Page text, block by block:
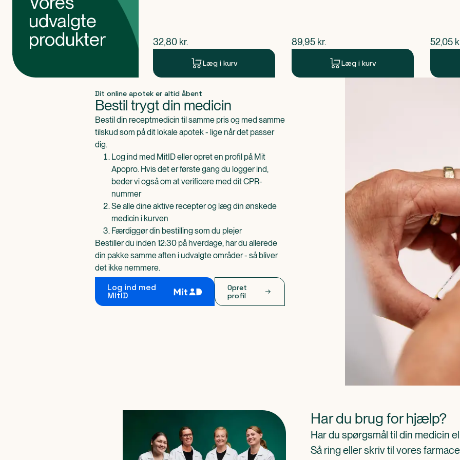
udvalgte
produkter
$nuværende pris
32,80 kr.
Læg i kurv
$nuværende pris
89,95 kr.
Læg i kurv
$
52,05
Dit online apotek er altid åbent
Bestil trygt din medicin
Bestil din receptmedicin til samme pris og med samme
tilskud som på dit lokale apotek - lige når det passer
dig.
Log ind med MitID eller opret en profil på Mit
Apopro. Hvis det er første gang du logger ind,
beder vi også om at verificere med dit CPR-
nummer
Se alle dine aktive recepter og læg din ønskede
medicin i kurven
Færdiggør din bestilling som du plejer
Bestiller du inden 12:30 på hverdage, har du allerede
din pakke samme aften i udvalgte områder - så bliver
det ikke nemmere.
Log ind med
MitID
Opret
profil
Har du brug for hjælp?
Har du spørgsmål til din medicin
Så ring eller skriv til vores